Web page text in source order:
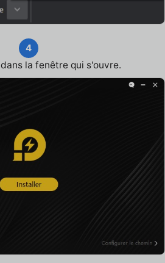
4
dans la fenêtre qui s'ouvre.